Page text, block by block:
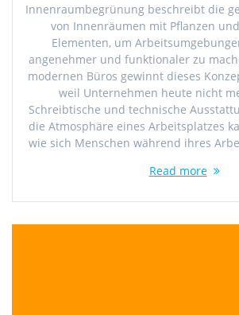
Innenraumbegrünung beschreibt die
von Innenräumen mit Pflanzen
Elementen, um
angenehmer und funktionaler zu
modernen Büros gewinnt dieses
weil Unternehmen heute nicht
Schreibtische und technische
die Atmosphäre eines Arbeitsplatzes
wie sich Menschen während ihres
Read more